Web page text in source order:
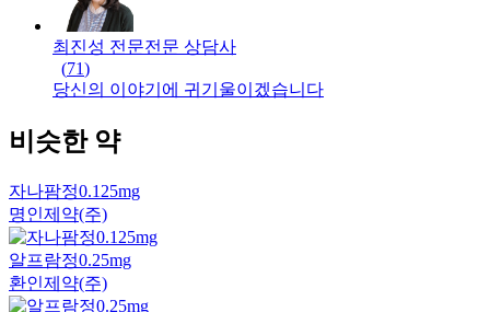
최진성 전문전문 상담사
(71)
당신의 이야기에 귀기울이겠습니다
비슷한 약
자나팜정0.125mg
명인제약(주)
알프람정0.25mg
환인제약(주)